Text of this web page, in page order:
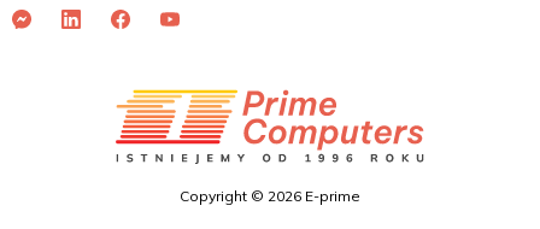
Copyright © 2026 E-prime